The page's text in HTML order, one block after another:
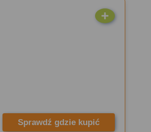
Sprawdź gdzie kupić